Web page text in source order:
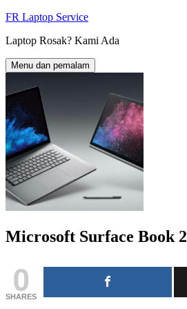
Langkau
kandungan
FR Laptop Service
Laptop Rosak? Kami Ada
Menu dan pemalam
Microsoft Surface Book 2
0
SHARES